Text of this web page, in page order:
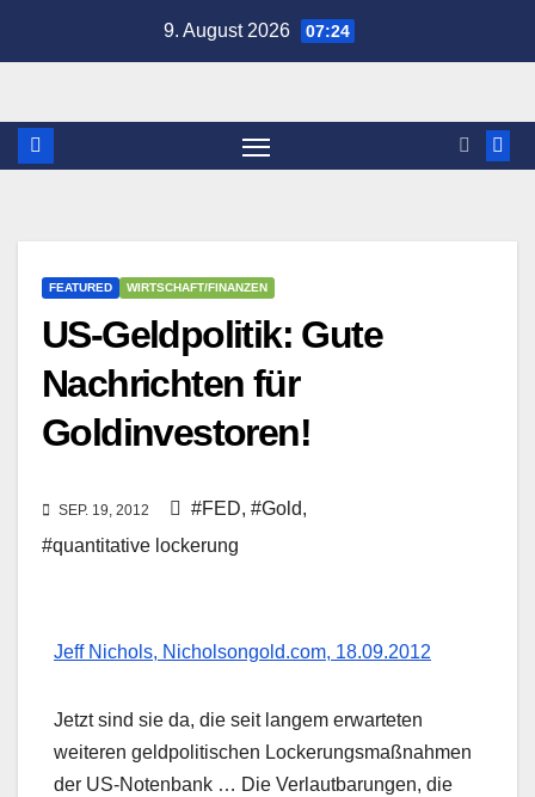
9. August 2026 07:24
FEATURED WIRTSCHAFT/FINANZEN
US-Geldpolitik: Gute
Nachrichten für
Goldinvestoren!
SEP. 19, 2012 #FED, #Gold,
#quantitative lockerung
Jeff Nichols, Nicholsongold.com, 18.09.2012
Jetzt sind sie da, die seit langem erwarteten
weiteren geldpolitischen Lockerungsmaßnahmen
der US-Notenbank … Die Verlautbarungen, die